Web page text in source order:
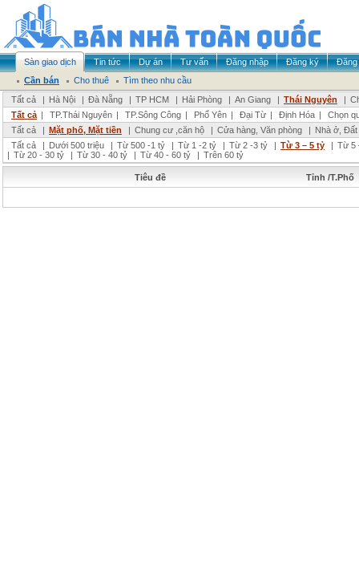
Sàn giao dịch Tin tức Dự án Tư vấn Đăng nhập Đăng ký
Đăng
Cần bán
Cho thuê
Tìm theo nhu cầu
Tất cả
| Hà Nội | Đà Nẵng | TP HCM | Hải Phòng | An Giang | Thái Nguyên |
Tất cả | TP.Thái Nguyên | TP.Sông Công | Phổ Yên | Đại Từ | Định Hóa |
Chọn
Tất cả
| Mặt phố, Mặt tiền | Chung cư ,căn hộ | Cửa hàng, Văn phòng | Nhà ở,
Tất cả
| Dưới 500 triệu | Từ 500 -1 tỷ | Từ 1 -2 tỷ | Từ 2 -3 tỷ | Từ 3 – 5 tỷ | Từ 5
| Từ 20 - 30 tỷ | Từ 30 - 40 tỷ | Từ 40 - 60 tỷ | Trên 60 tỷ
Tiêu đề Tỉnh /T.Phố